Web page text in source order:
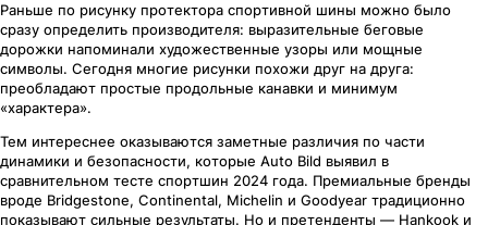
Раньше по рисунку протектора спортивной шины можно было
сразу определить производителя: выразительные беговые
дорожки напоминали художественные узоры или мощные
символы. Сегодня многие рисунки похожи друг на друга:
преобладают простые продольные канавки и минимум
«характера».
Тем интереснее оказываются заметные различия по части
динамики и безопасности, которые Auto Bild выявил в
сравнительном тесте спортшин 2024 года. Премиальные бренды
вроде Bridgestone, Continental, Michelin и Goodyear традиционно
показывают сильные результаты. Но и претенденты — Hankook и